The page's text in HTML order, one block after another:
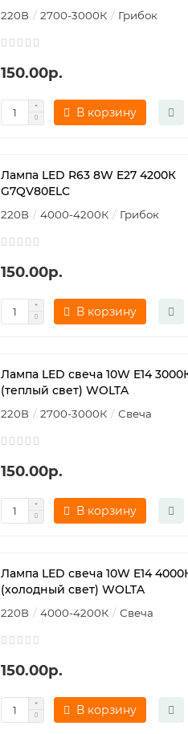
220В 2700-3000К Грибок
150.00р.
В корзину
Лампа LED R63 8W E27 4200К
G7QV80ELC
220В 4000-4200К Грибок
150.00р.
В корзину
Лампа LED свеча 10W E14
(теплый свет) WOLTA
220В 2700-3000К Свеча
150.00р.
В корзину
Лампа LED свеча 10W E14
(холодный свет) WOLTA
220В 4000-4200К Свеча
150.00р.
В корзину